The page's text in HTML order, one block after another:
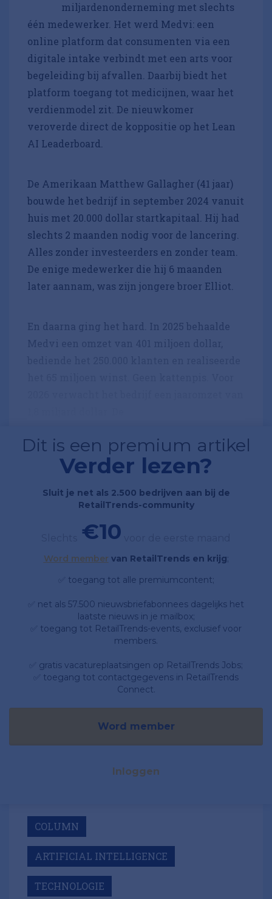
miljardenonderneming met slechts
één medewerker. Het werd Medvi: een
online platform dat consumenten via een
digitale intake verbindt met een arts voor
begeleiding bij afvallen. Daarbij biedt het
platform toegang tot medicijnen, waar het
verdienmodel zit. De nieuwkomer
veroverde direct de koppositie op het Lean
AI Leaderboard.
De Amerikaan Matthew Gallagher (41 jaar)
bouwde het bedrijf in september 2024 vanuit
huis met 20.000 dollar startkapitaal. Hij had
slechts 2 maanden nodig voor de lancering.
Alles zonder investeerders en zonder team.
De enige medewerker die hij 6 maanden
later aannam, was zijn jongere broer Elliot.
En daarna ging het hard. In 2025 behaalde
Dit is een premium artikel
Verder lezen?
Sluit je net als 2.500 bedrijven aan bij de
RetailTrends-community
€10
Word member van RetailTrends en krijg;
✅ toegang tot alle premiumcontent;
✅ net als 57.500 nieuwsbriefabonnees dagelijks het
laatste nieuws in je mailbox;
✅ toegang tot RetailTrends-events, exclusief voor
members.
✅ gratis vacatureplaatsingen op RetailTrends Jobs;
✅ toegang tot contactgegevens in RetailTrends
Connect.
Word member
Inloggen
COLUMN
ARTIFICIAL INTELLIGENCE
TECHNOLOGIE